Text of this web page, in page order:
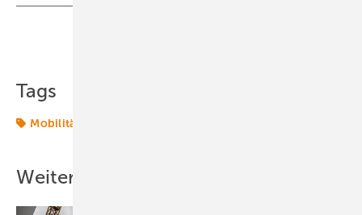
Tags
Mobilität
Weitere Inhalte